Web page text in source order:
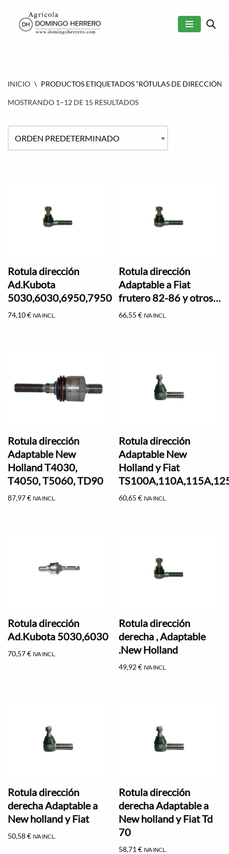
SALTAR
INICIO \ PRODUCTOS ETIQUETADOS “RÓTULAS DE DIRECCIÓN
MOSTRANDO 1–12 DE 15 RESULTADOS
Rotula dirección
Ad.Kubota
5030,6030,6950,7950
74,10€ IVA INCL.
Rotula dirección
Adaptable a Fiat
frutero 82-86 y otros…
66,55€ IVA INCL.
Rotula dirección
Adaptable New
Holland T4030,
T4050, T5060, TD90
87,97€ IVA INCL.
Rotula dirección
Adaptable New
Holland y Fiat
60,65€ IVA INCL.
Rotula dirección
Ad.Kubota 5030,6030
70,57€ IVA INCL.
Rotula dirección
derecha , Adaptable
.New Holland
49,92€ IVA INCL.
Rotula dirección
derecha Adaptable a
New holland y Fiat
50,58€ IVA INCL.
Rotula dirección
derecha Adaptable a
New holland y Fiat Td
70
58,71€ IVA INCL.